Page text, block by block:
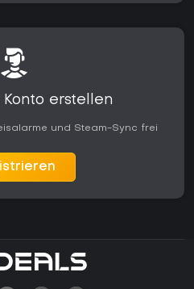
Konto erstellen
und Steam-Sync frei